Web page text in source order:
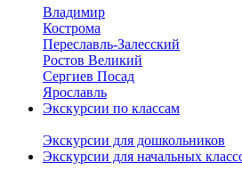
Владимир
Кострома
Переславль-Залесский
Ростов Великий
Сергиев Посад
Ярославль
Экскурсии по классам
Экскурсии для дошкольников
Экскурсии для начальных